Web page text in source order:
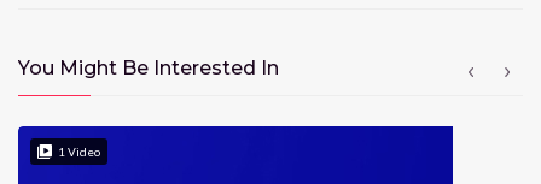
You Might Be Interested In
1 Video